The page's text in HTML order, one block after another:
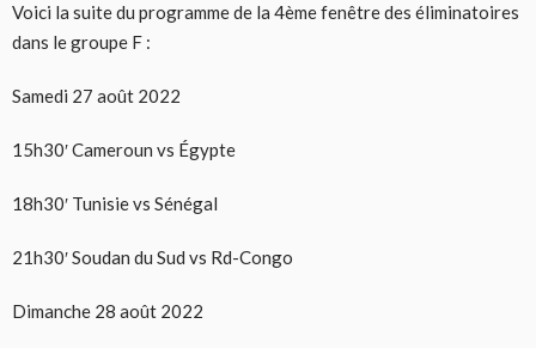
Voici la suite du programme de la 4ème fenêtre des éliminatoires
dans le groupe F :
Samedi 27 août 2022
15h30′ Cameroun vs Égypte
18h30′ Tunisie vs Sénégal
21h30′ Soudan du Sud vs Rd-Congo
Dimanche 28 août 2022